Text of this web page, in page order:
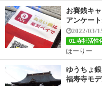
お賽銭キ
アンケー
2022/03/
01.寺社活性
ほーりー
ゆうちょ
福寿寺モ